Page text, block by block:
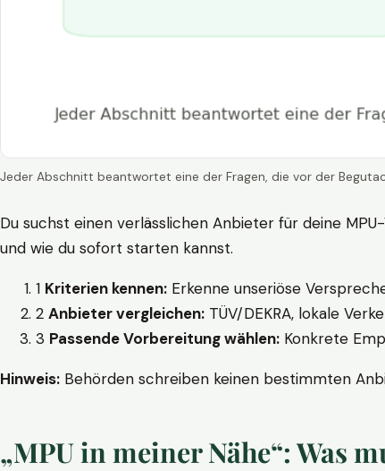
Jeder Abschnitt beantwortet eine der Fragen, die vor der
Du suchst einen verlässlichen Anbieter für deine
und wie du sofort starten kannst.
1 Kriterien kennen: Erkenne unseriöse
2 Anbieter vergleichen: TÜV/DEKRA, lokale
3 Passende Vorbereitung wählen: Konkrete
Hinweis: Behörden schreiben keinen bestimmten
„MPU in meiner Nähe“: Was